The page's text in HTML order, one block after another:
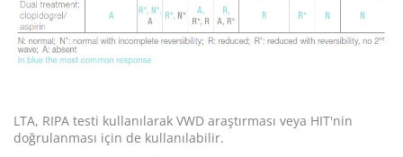
LTA, RIPA testi kullanılarak VWD araştırması veya HIT'nin
doğrulanması için de kullanılabilir.